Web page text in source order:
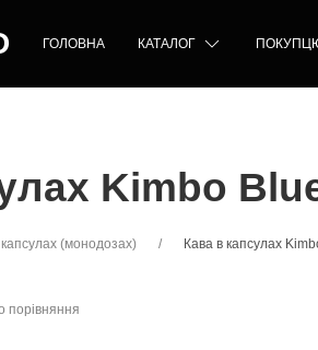
ГОЛОВНА КАТАЛОГ
Kimbo
капсулах (монодозах) Кава в капсулах
порівняння